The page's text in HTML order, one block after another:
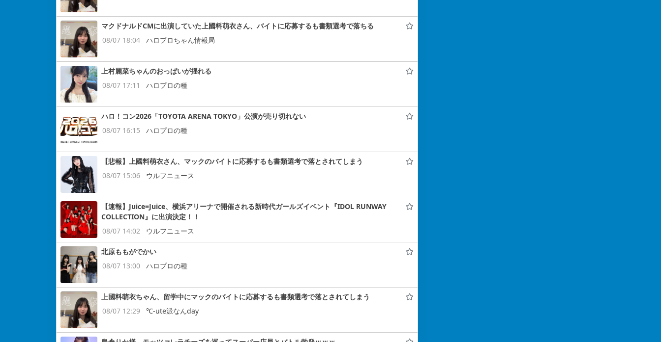
マクドナルドCMに出演していた上國料萌衣さん、バイトに応募するも書類選考で落ちる
08/07 18:04
ハロプロちゃん情報局
上村麗菜ちゃんのおっぱいが揺れる
08/07 17:11
ハロプロの種
ハロ！コン2026「TOYOTA ARENA TOKYO」公演が売り切れない
08/07 16:15
ハロプロの種
【悲報】上國料萌衣さん、マックのバイトに応募するも書類選考で落とされてしまう
08/07 15:06
ウルフニュース
【速報】Juice=Juice、横浜アリーナで開催される新時代ガールズイベント『IDOL RUNWAY
COLLECTION』に出演決定！！
08/07 14:02
ウルフニュース
北原ももがでかい
08/07 13:00
ハロプロの種
上國料萌衣ちゃん、留学中にマックのバイトに応募するも書類選考で落とされてしまう
08/07 12:29
℃-ute派なんday